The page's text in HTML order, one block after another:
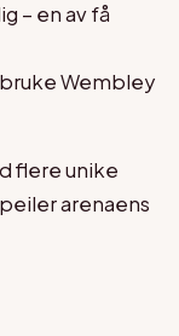
– en av få
Wembley
flere unike
arenaens